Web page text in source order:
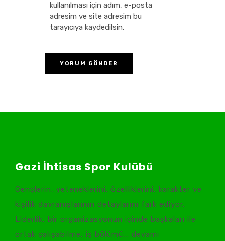
kullanılması için adım, e-posta
adresim ve site adresim bu
tarayıcıya kaydedilsin.
Gazi İhtisas Spor Kulübü
Gençlerin, yeteneklerini, özelliklerini, karakter ve
kişilik davranışlarının detaylarını fark ediyor.
Liderlik, bir organizasyonun içinde başkaları ile
ortak çalışabilme, iş bölümü... devamı